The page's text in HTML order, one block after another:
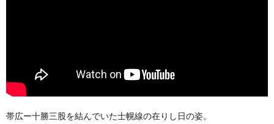
帯広ー十勝三股を結んでいた士幌線の在りし日の姿。